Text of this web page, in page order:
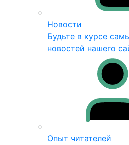
Новости
Будьте в курсе
новостей нашего
Опыт читателей